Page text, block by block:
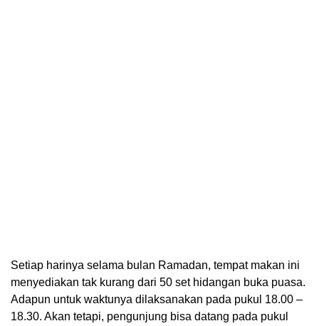
Setiap harinya selama bulan Ramadan, tempat makan ini
menyediakan tak kurang dari 50 set hidangan buka puasa.
Adapun untuk waktunya dilaksanakan pada pukul 18.00 –
18.30. Akan tetapi, pengunjung bisa datang pada pukul